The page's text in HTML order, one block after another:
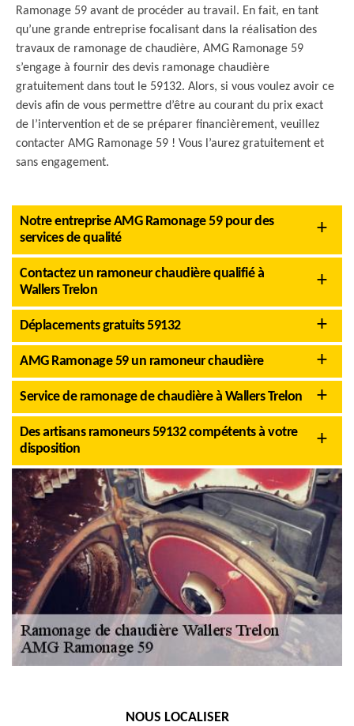
Ramonage 59 avant de procéder au travail. En fait, en tant
qu’une grande entreprise focalisant dans la réalisation des
travaux de ramonage de chaudière, AMG Ramonage 59
s’engage à fournir des devis ramonage chaudière
gratuitement dans tout le 59132. Alors, si vous voulez avoir ce
devis afin de vous permettre d’être au courant du prix exact
de l’intervention et de se préparer financièrement, veuillez
contacter AMG Ramonage 59 ! Vous l’aurez gratuitement et
sans engagement.
Notre entreprise AMG Ramonage 59 pour des
services de qualité
Contactez un ramoneur chaudière qualifié à
Wallers Trelon
Déplacements gratuits 59132
AMG Ramonage 59 un ramoneur chaudière
Service de ramonage de chaudière à Wallers Trelon
Des artisans ramoneurs 59132 compétents à votre
disposition
NOUS LOCALISER